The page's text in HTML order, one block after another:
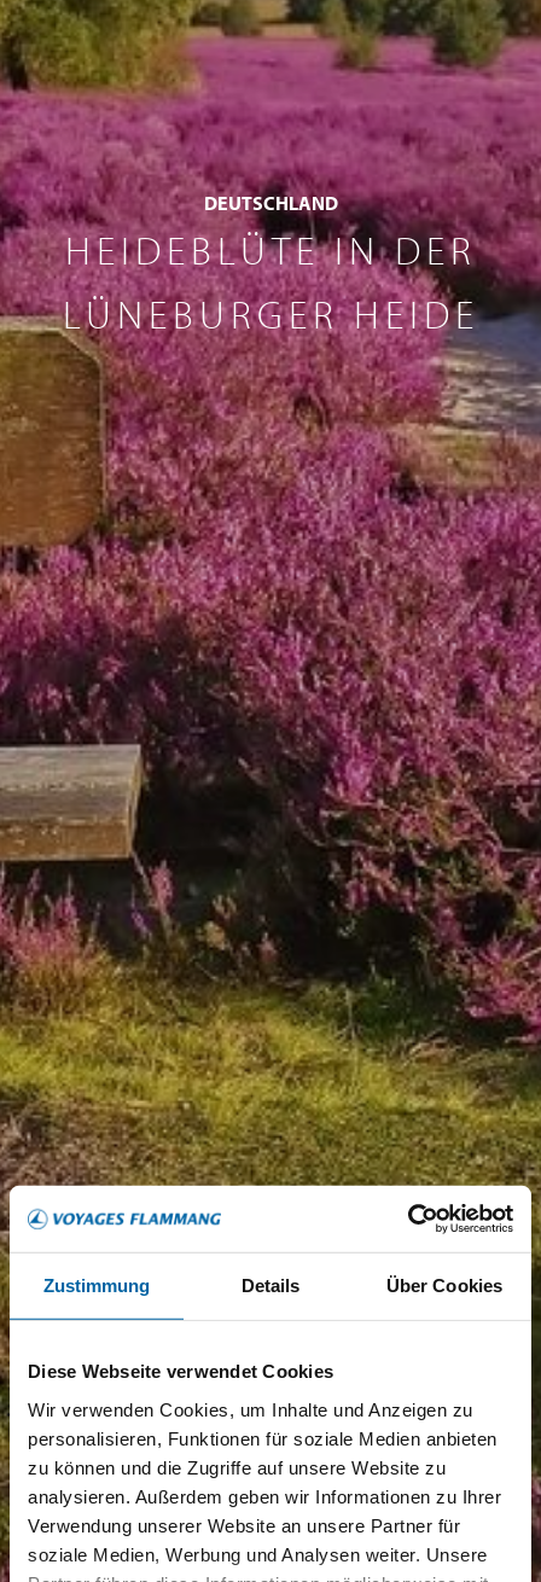
Zustimmung Details Über Cookies
Diese Webseite verwendet Cookies
Wir verwenden Cookies, um Inhalte und Anzeigen zu
personalisieren, Funktionen für soziale Medien anbieten
zu können und die Zugriffe auf unsere Website zu
analysieren. Außerdem geben wir Informationen zu Ihrer
Verwendung unserer Website an unsere Partner für
soziale Medien, Werbung und Analysen weiter. Unsere
DEUTSCHLAND
HEIDEBLÜTE IN DER
LÜNEBURGER HEIDE